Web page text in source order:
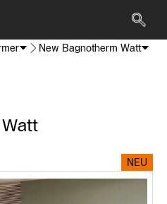
New Bagnotherm Watt
NEU